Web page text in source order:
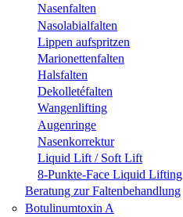
Nasenfalten
Nasolabialfalten
Lippen aufspritzen
Marionettenfalten
Halsfalten
Dekolletéfalten
Wangenlifting
Augenringe
Nasenkorrektur
Liquid Lift / Soft Lift
8-Punkte-Face Liquid Lifting
Beratung zur Faltenbehandlung
Botulinumtoxin A